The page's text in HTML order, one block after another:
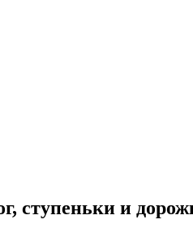
ступеньки и